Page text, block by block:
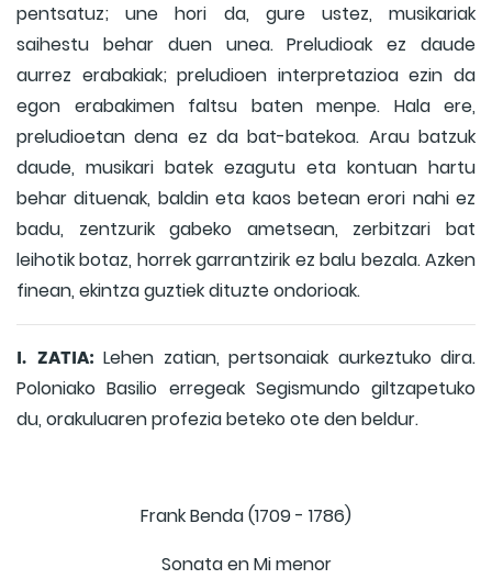
pentsatuz; une hori da, gure ustez, musikariak
saihestu behar duen unea. Preludioak ez daude
aurrez erabakiak; preludioen interpretazioa ezin da
egon erabakimen faltsu baten menpe. Hala ere,
preludioetan dena ez da bat-batekoa. Arau batzuk
daude, musikari batek ezagutu eta kontuan hartu
behar dituenak, baldin eta kaos betean erori nahi ez
badu, zentzurik gabeko ametsean, zerbitzari bat
leihotik botaz, horrek garrantzirik ez balu bezala. Azken
finean, ekintza guztiek dituzte ondorioak.
I. ZATIA: Lehen zatian, pertsonaiak aurkeztuko dira.
Poloniako Basilio erregeak Segismundo giltzapetuko
du, orakuluaren profezia beteko ote den beldur.
Frank Benda (1709 - 1786)
Sonata en Mi menor